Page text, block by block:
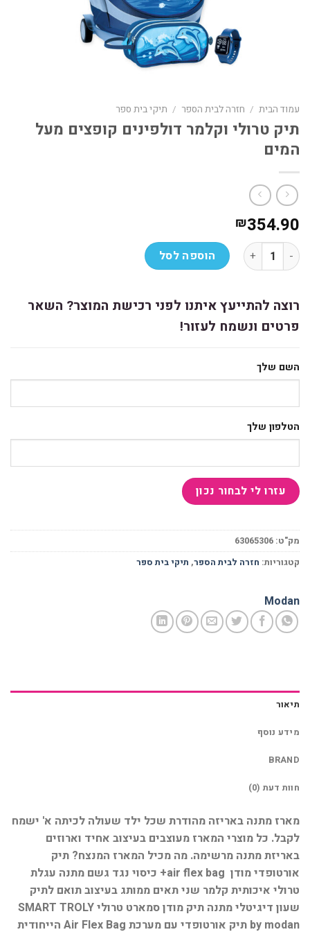
עמוד הבית / חזרה לבית הספר / תיקי בית ספר
תיק טרולי וקלמר דולפינים קופצים מעל
המים
₪354.90
כמות של תיק טרולי וקלמר דולפינים קופצים מעל המים
הוספה לסל
רוצה להתייעץ איתנו לפני רכישת המוצר? השאר
פרטים ונשמח לעזור!
השם שלך
הטלפון שלך
מק"ט:63065306
קטגוריות:חזרה לבית הספר,תיקי בית ספר
Modan
תיאור
מידע נוסף
BRAND
חוות דעת (0)
מארז מתנה באריזה מהודרת שכל ילד שעולה לכיתה א' ישמח
לקבל. כל מוצרי המארז מעוצבים בעיצוב אחיד וארוזים
באריזת מתנה מרשימה. מה מכיל המארז המנצח? תיק
אורטופדי מודן air flex bag+ כיסוי נגד גשם מתנה עגלת
טרולי איכותית קלמר שני תאים ממותג בעיצוב תואם לתיק
שעון דיגיטלי מתנה תיק מודן סמארט טרולי SMART TROLY
by modan תיק אורטופדי עם מערכת Air Flex Bag הייחודית